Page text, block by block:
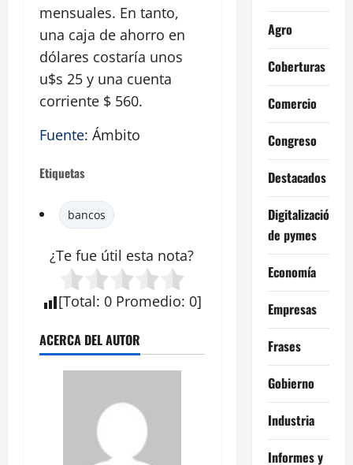
mensuales. En tanto,
una caja de ahorro en
dólares costaría unos
u$s 25 y una cuenta
corriente $ 560.
Fuente: Ámbito
Etiquetas
bancos
¿Te fue útil esta nota?
[Total: 0 Promedio: 0]
ACERCA DEL AUTOR
Agro
Coberturas
Comercio
Congreso
Destacados
Digitalización
de pymes
Economía
Empresas
Frases
Gobierno
Industria
Informes y